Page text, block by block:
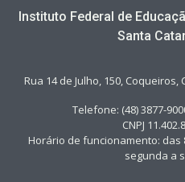
Instituto Federal de
Santa
Rua 14 de Julho, 150, Coqueiros,
Telefone: (48) 3877-
CNPJ
Horário de funcionamento: das
segunda a